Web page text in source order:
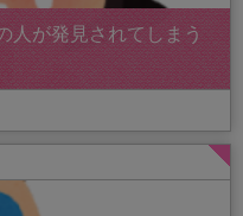
人が発見されてしまう